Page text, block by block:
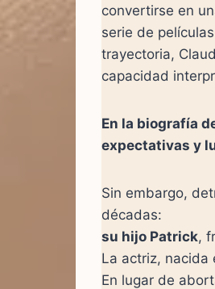
convertirse en
serie de
trayectoria,
capacidad
En la biografía
expectativas y
Sin embargo,
décadas:
su hijo Patrick,
La actriz, nacida
En lugar de